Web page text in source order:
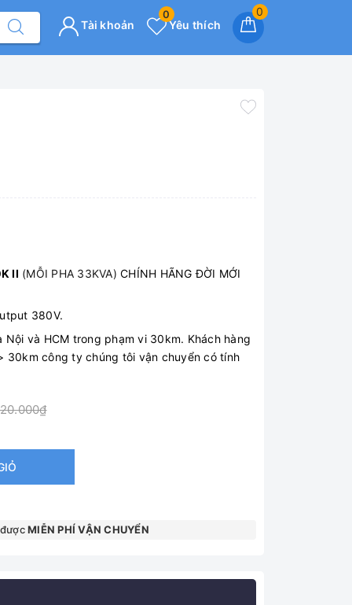
0
Yêu thích
0
Tài khoản
II (MỖI PHA 33KVA)CHÍNH HÃNG ĐỜI MỚI
380V.
và HCM trong phạm vi 30km. Khách hàng
30km công ty chúng tôi vận chuyển có tính
đượcMIỄN PHÍ VẬN CHUYỂN